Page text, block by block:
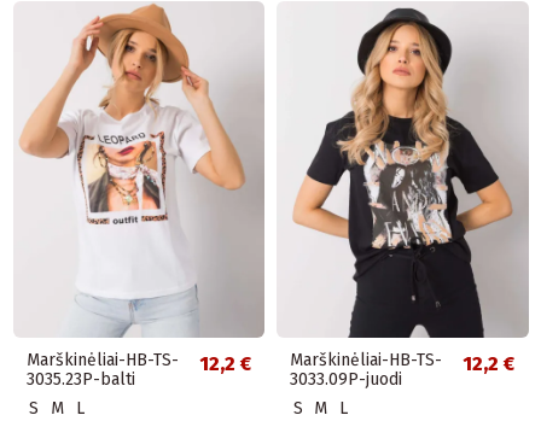
Marškinėliai-HB-TS-
3035.23P-balti
12,2 €
S M L
Marškinėliai-HB-TS-
3033.09P-juodi
12,2 €
S M L